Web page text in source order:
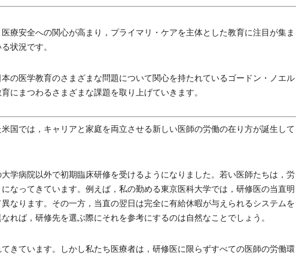
療安全への関心が高まり，プライマリ・ケアを主体とした教育に注目が集ま
状況です。
の医学教育のさまざまな問題について関心を持たれているゴードン・ノエル
にまつわるさまざまな課題を取り上げていきます。
国では，キャリアと家庭を両立させる新しい医師の労働の在り方が誕生して
学病院以外で初期臨床研修を受けるようになりました。若い医師たちは，労
なってきています。例えば，私の勤める東京医科大学では，研修医の当直明
なります。その一方，当直の翌日は完全に有給休暇が与えられるシステムを
れば，研修先を選ぶ際にそれを参考にするのは自然なことでしょう。
きています。しかし私たち医療者は，研修医に限らずすべての医師の労働環